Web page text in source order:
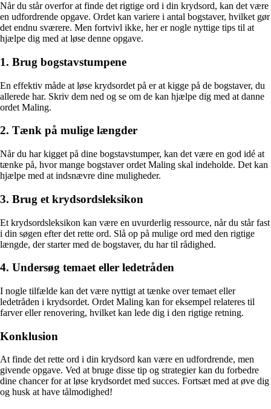
Når du står overfor at finde det rigtige ord i din krydsord, kan det være
en udfordrende opgave. Ordet kan variere i antal bogstaver, hvilket gør
det endnu sværere. Men fortvivl ikke, her er nogle nyttige tips til at
hjælpe dig med at løse denne opgave.
1. Brug bogstavstumpene
En effektiv måde at løse krydsordet på er at kigge på de bogstaver, du
allerede har. Skriv dem ned og se om de kan hjælpe dig med at danne
ordet Maling.
2. Tænk på mulige længder
Når du har kigget på dine bogstavstumper, kan det være en god idé at
tænke på, hvor mange bogstaver ordet Maling skal indeholde. Det kan
hjælpe med at indsnævre dine muligheder.
3. Brug et krydsordsleksikon
Et krydsordsleksikon kan være en uvurderlig ressource, når du står fast
i din søgen efter det rette ord. Slå op på mulige ord med den rigtige
længde, der starter med de bogstaver, du har til rådighed.
4. Undersøg temaet eller ledetråden
I nogle tilfælde kan det være nyttigt at tænke over temaet eller
ledetråden i krydsordet. Ordet Maling kan for eksempel relateres til
farver eller renovering, hvilket kan lede dig i den rigtige retning.
Konklusion
At finde det rette ord i din krydsord kan være en udfordrende, men
givende opgave. Ved at bruge disse tip og strategier kan du forbedre
dine chancer for at løse krydsordet med succes. Fortsæt med at øve dig
og husk at have tålmodighed!